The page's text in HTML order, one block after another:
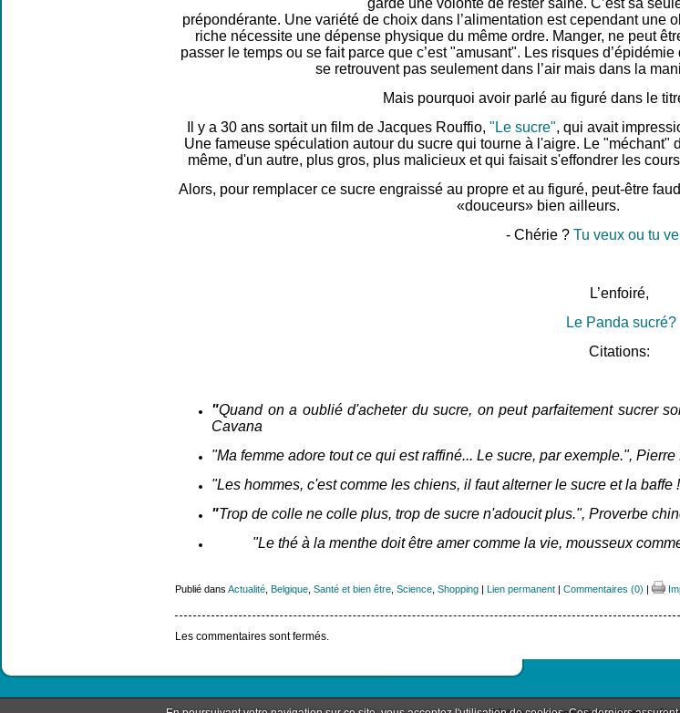
garde une volonté de rester saine. C’est sa
prépondérante. Une variété de choix dans l’alimentation est cependant une
riche nécessite une dépense physique du même ordre. Manger, ne peut
passer le temps ou se fait parce que c’est "amusant". Les risques
se retrouvent pas seulement dans l’air mais dans la
Mais pourquoi avoir parlé au figuré dans le
Il y a 30 ans sortait un film de Jacques Rouffio,"Le sucre", qui avait
Une fameuse spéculation autour du sucre qui tourne à l'aigre. Le "méchant"
même, d'un autre, plus gros, plus malicieux et qui faisait s'effondrer les
Alors, pour remplacer ce sucre engraissé au propre et au figuré, peut-être
«douceurs» bien ailleurs.
- Chérie ? Tu veux ou tu
L’enfoiré,
Le Panda sucré?
Citations:
"Quand on a oublié d'acheter du sucre, on peut parfaitement sucrer
Cavana
"Ma femme adore tout ce qui est raffiné... Le sucre, par exemple.", Pierre
"Les hommes, c'est comme les chiens, il faut alterner le sucre et la baffe
"Trop de colle ne colle plus, trop de sucre n'adoucit plus.", Proverbe
"Le thé à la menthe doit être amer comme la vie, mousseux
Publié dans Actualité Belgique Santé et bien être Science Shopping | Lien permanent | Commentaires (0) |
Les commentaires sont fermés.